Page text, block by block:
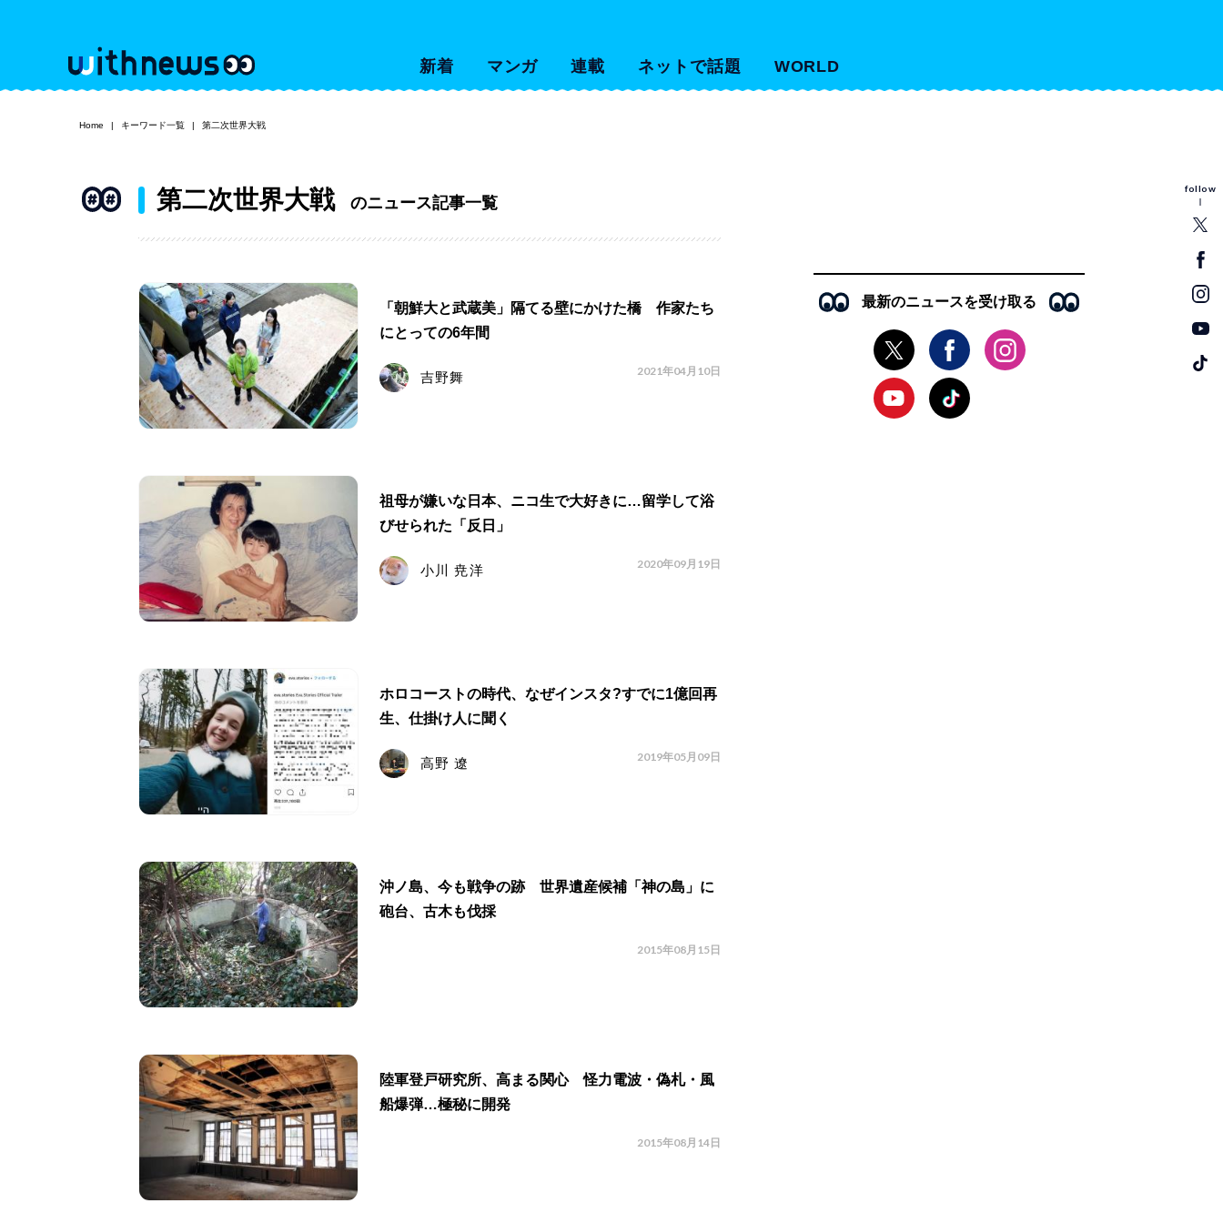
新着 マンガ 連載 ネットで話題 WORLD
follow
Home キーワード一覧 第二次世界大戦
第二次世界大戦 のニュース記事一覧
「朝鮮大と武蔵美」隔てる壁にかけた橋 作家たち
にとっての6年間
吉野舞 2021年04月10日
祖母が嫌いな日本、ニコ生で大好きに…留学して浴
びせられた「反日」
小川 尭洋 2020年09月19日
ホロコーストの時代、なぜインスタ?すでに1億回再
生、仕掛け人に聞く
高野 遼 2019年05月09日
沖ノ島、今も戦争の跡 世界遺産候補「神の島」に
砲台、古木も伐採
2015年08月15日
陸軍登戸研究所、高まる関心 怪力電波・偽札・風
船爆弾…極秘に開発
2015年08月14日
最新のニュースを受け取る